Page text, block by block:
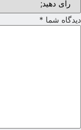
دیدگاه شما *